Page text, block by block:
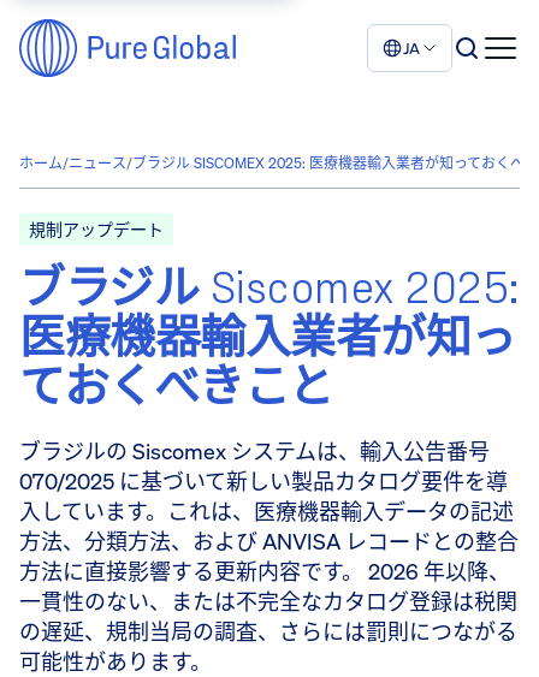
JA
ホーム/ニュース/ブラジル SISCOMEX 2025: 医療機器輸入業者が知っておくべ
規制アップデート
ブラジル Siscomex 2025:
医療機器輸入業者が知っ
ておくべきこと
ブラジルの Siscomex システムは、輸入公告番号
070/2025 に基づいて新しい製品カタログ要件を導
入しています。これは、医療機器輸入データの記述
方法、分類方法、および ANVISA レコードとの整合
方法に直接影響する更新内容です。 2026 年以降、
一貫性のない、または不完全なカタログ登録は税関
の遅延、規制当局の調査、さらには罰則につながる
可能性があります。